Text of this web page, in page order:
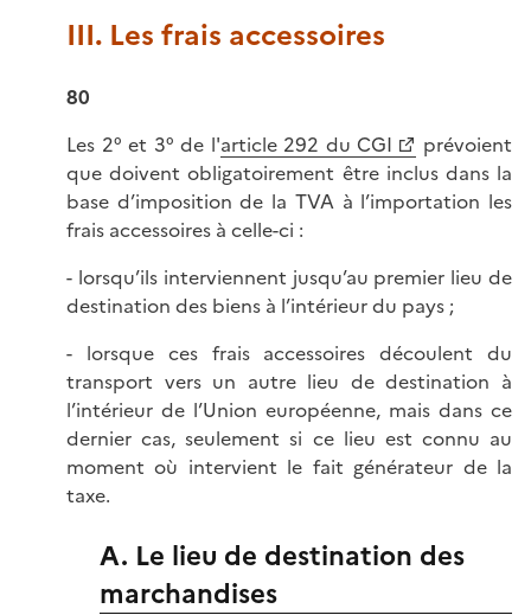
III. Les frais accessoires
80
Les 2° et 3° de l'article 292 du CGI
prévoient
que doivent obligatoirement être inclus dans la
base d’imposition de la TVA à l’importation les
frais accessoires à celle-ci :
- lorsqu’ils interviennent jusqu’au premier lieu de
destination des biens à l’intérieur du pays ;
- lorsque ces frais accessoires découlent du
transport vers un autre lieu de destination à
l’intérieur de l’Union européenne, mais dans ce
dernier cas, seulement si ce lieu est connu au
moment où intervient le fait générateur de la
taxe.
A. Le lieu de destination des
marchandises